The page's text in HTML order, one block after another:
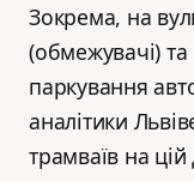
Зокрема, на
(обмежувачі)
паркування
аналітики
трамваїв на цій